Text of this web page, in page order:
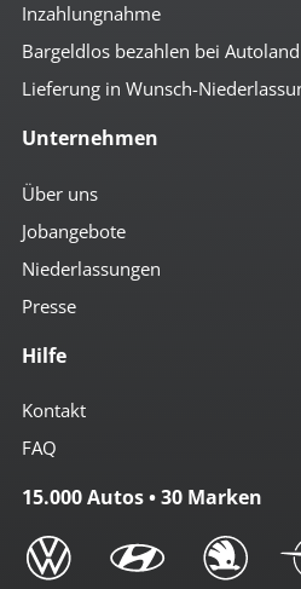
Inzahlungnahme
Bargeldlos bezahlen bei Autoland
Lieferung in Wunsch-
Unternehmen
Über uns
Jobangebote
Niederlassungen
Presse
Hilfe
Kontakt
FAQ
15.000 Autos • 30 Marken